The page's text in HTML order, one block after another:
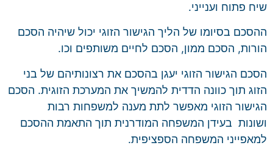
שיח פתוח וענייני.
ההסכם בסיומו של הליך הגישור הזוגי יכול שיהיה הסכם
הורות, הסכם ממון, הסכם לחיים משותפים וכו.
הסכם הגישור הזוגי יעגן בהסכם את רצונותיהם של בני
הזוג תוך כוונה הדדית להמשיך את המערכת הזוגית. הסכם
הגישור הזוגי מאפשר לתת מענה למשפחות רבות
ושונות בעידן המשפחה המודרנית תוך התאמת ההסכם
למאפייני המשפחה הספציפית.